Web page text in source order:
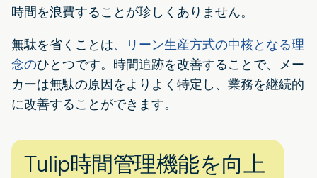
時間を浪費することが珍しくありません。
無駄を省くことは、リーン生産方式の中核となる理
念のひとつです。時間追跡を改善することで、メー
カーは無駄の原因をよりよく特定し、業務を継続的
に改善することができます。
Tulip時間管理機能を向上